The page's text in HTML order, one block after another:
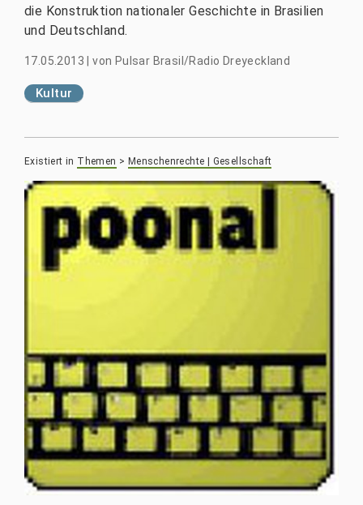
die Konstruktion nationaler Geschichte in Brasilien
und Deutschland.
17.05.2013 |von Pulsar Brasil/Radio Dreyeckland
Kultur
Existiert in Themen > Menschenrechte | Gesellschaft